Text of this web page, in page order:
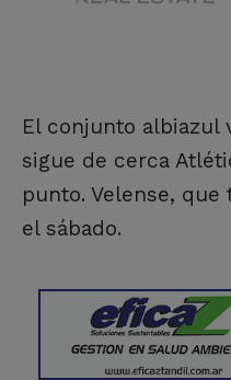
El conjunto albiazul
sigue de cerca
punto. Velense,
el sábado.